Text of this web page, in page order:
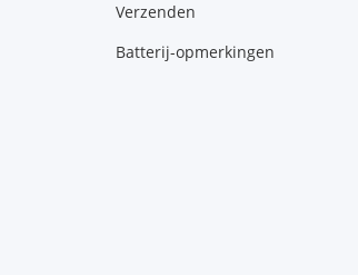
Verzenden
Batterij-opmerkingen